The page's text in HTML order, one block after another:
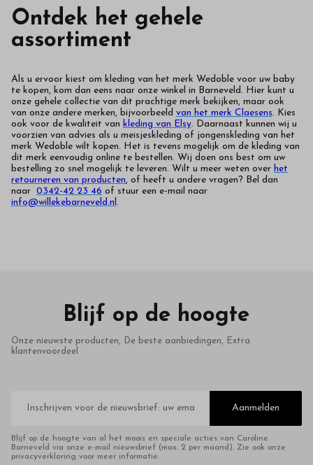
Ontdek het gehele
assortiment
Als u ervoor kiest om kleding van het merk Wedoble voor uw baby
te kopen, kom dan eens naar onze winkel in Barneveld. Hier kunt u
onze gehele collectie van dit prachtige merk bekijken, maar ook
van onze andere merken, bijvoorbeeld van het merk Claesens. Kies
ook voor de kwaliteit van kleding van Elsy. Daarnaast kunnen wij u
voorzien van advies als u meisjeskleding of jongenskleding van het
merk Wedoble wilt kopen. Het is tevens mogelijk om de kleding van
dit merk eenvoudig online te bestellen. Wij doen ons best om uw
bestelling zo snel mogelijk te leveren. Wilt u meer weten over het
retourneren van producten, of heeft u andere vragen? Bel dan
naar 0342-42 23 46 of stuur een e-mail naar
info@willekebarneveld.nl .
Blijf op de hoogte
Onze nieuwste producten, De beste aanbiedingen, Extra
klantenvoordeel
mailadres
Aanmelden
Blijf op de hoogte van al het moois en speciale acties van Caroline
Barneveld via onze e-mail nieuwsbrief (max. 2 per maand). Zie ook onze
privacyverklaring voor meer informatie.